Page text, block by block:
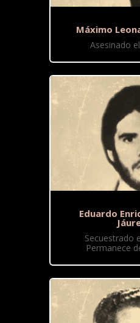
Máximo
Asesinado
Eduardo
Secuestrado
Permanece